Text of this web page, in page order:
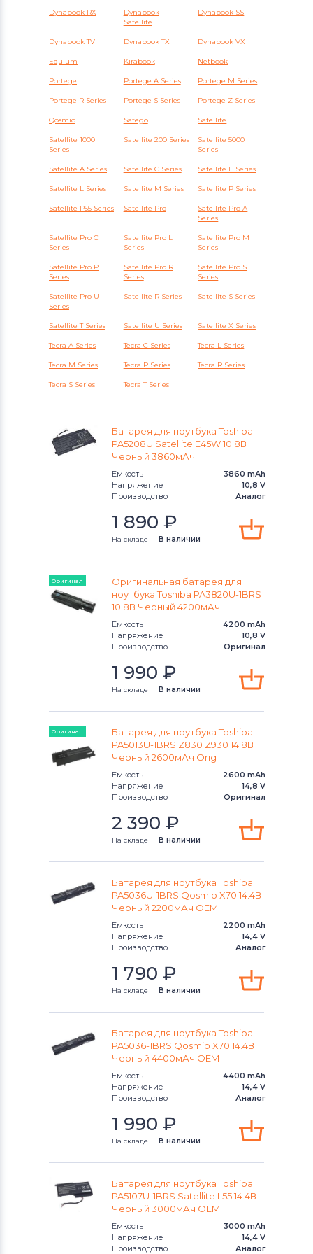
Аккумуляторы для ноутбуков
Аккумуляторы для ноутбуков
Аккумуляторы для ноутбуков
Клавиатуры
Аккумуляторы для ноутбуков
Packard Bell
Аккумуляторы для ноутбуков
Аккумуляторы для радиостанций
Аккумуляторы для ноутбуковBenq
Аккумуляторы для ноутбуковPhilips
Аккумуляторы для ноутбуков
Аккумуляторы для ноутбуков
Lenovo
Аккумуляторы для ноутбуков
Medion
Аккумуляторы для ноутбуков
Аккумуляторы для ноутбуков
Аккумуляторы для ноутбуков
Notebookguru
Аккумуляторы для ноутбуков
Аккумуляторы для ноутбуков
Аккумуляторы для ноутбуковIBM
Аккумуляторы для ноутбуков Apple
Аккумуляторы для ноутбуков
Samsung
Аккумуляторы для ноутбуковUniwill
Аккумуляторы для ноутбуков
Аккумуляторы для ноутбуков
Аккумуляторы для ноутбуковClevo
Аккумуляторы для ноутбуковSony
Аккумуляторы для ноутбуков
Fujitsu-Siemens
Аккумуляторы для ноутбуков
Huawei
Аккумуляторы для ноутбуков
Аккумуляторы для ноутбуков
Dynabook RX
Dynabook
Satellite
Dynabook SS
Dynabook TV Dynabook TX Dynabook VX
Equium Kirabook Netbook
Portege Portege A Series Portege M Series
Portege R Series Portege S Series Portege Z Series
Qosmio Satego Satellite
Satellite 1000
Series
Satellite 200 Series
Satellite 5000
Series
Satellite A Series Satellite C Series Satellite E Series
Satellite L Series Satellite M Series Satellite P Series
Satellite P55 Series Satellite Pro
Satellite Pro A
Series
Satellite Pro C
Series
Satellite Pro L
Series
Satellite Pro M
Series
Satellite Pro P
Series
Satellite Pro R
Series
Satellite Pro S
Series
Satellite Pro U
Series
Satellite R Series Satellite S Series
Satellite T Series Satellite U Series Satellite X Series
Tecra A Series Tecra C Series Tecra L Series
Tecra M Series Tecra P Series Tecra R Series
Tecra S Series Tecra T Series
Батарея для ноутбука Toshiba
PA5208U Satellite E45W 10.8В
Черный 3860мАч
Емкость
3860 mAh
Напряжение
10,8 V
Производство
Аналог
1 890 ₽
На складе В наличии
Оригинал
Оригинальная батарея для
ноутбука Toshiba PA3820U-1BRS
10.8В Черный 4200мАч
Емкость
4200 mAh
Напряжение
10,8 V
Производство
Оригинал
1 990 ₽
На складе В наличии
Оригинал
Батарея для ноутбука Toshiba
PA5013U-1BRS Z830 Z930 14.8В
Черный 2600мАч Orig
Емкость
2600 mAh
Напряжение
14,8 V
Производство
Оригинал
2 390 ₽
На складе В наличии
Батарея для ноутбука Toshiba
PA5036U-1BRS Qosmio X70 14.4В
Черный 2200мАч OEM
Емкость
2200 mAh
Напряжение
14,4 V
Производство
Аналог
1 790 ₽
На складе В наличии
Батарея для ноутбука Toshiba
PA5036-1BRS Qosmio X70 14.4В
Черный 4400мАч OEM
Емкость
4400 mAh
Напряжение
14,4 V
Производство
Аналог
1 990 ₽
На складе В наличии
Батарея для ноутбука Toshiba
PA5107U-1BRS Satellite L55 14.4В
Черный 3000мАч OEM
Емкость
3000 mAh
Напряжение
14,4 V
Производство
Аналог